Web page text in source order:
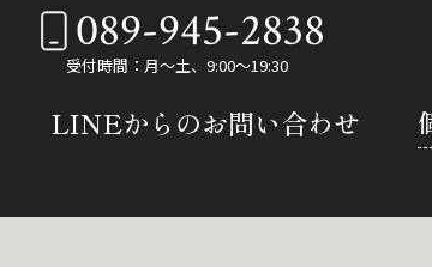
089-945-2838
受付時間：月～土、9:00～19:30
LINEからのお問い合わせ